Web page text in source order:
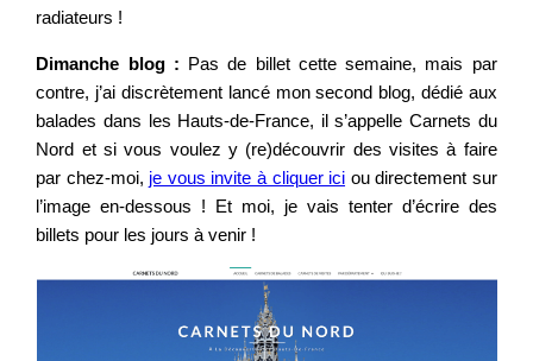
radiateurs !
Dimanche blog : Pas de billet cette semaine, mais par
contre, j’ai discrètement lancé mon second blog, dédié aux
balades dans les Hauts-de-France, il s’appelle Carnets du
Nord et si vous voulez y (re)découvrir des visites à faire
par chez-moi, je vous invite à cliquer ici ou directement sur
l’image en-dessous ! Et moi, je vais tenter d’écrire des
billets pour les jours à venir !